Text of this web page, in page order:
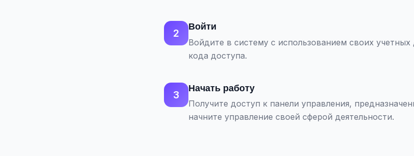
2
Войти
Войдите в систему с использованием своих
кода доступа.
3
Начать работу
Получите доступ к панели управления,
начните управление своей сферой деятельности.